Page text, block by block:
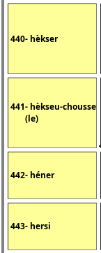
440- hèkser
441- hèkseu-chousse
(le)
442- héner
443- hersi